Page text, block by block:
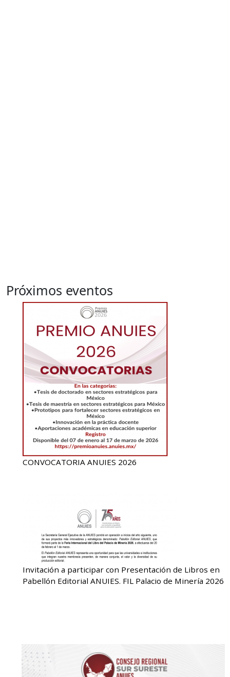
Próximos eventos
CONVOCATORIA ANUIES 2026
Invitación a participar con Presentación de Libros en
Pabellón Editorial ANUIES. FIL Palacio de Minería 2026